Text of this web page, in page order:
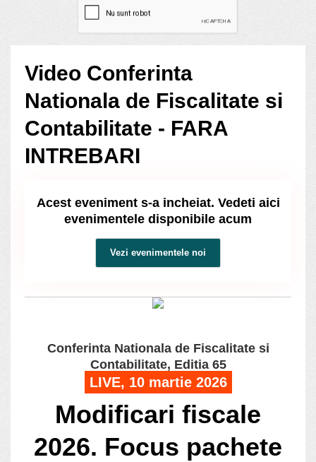
Video Conferinta
Nationala de Fiscalitate si
Contabilitate - FARA
INTREBARI
Acest eveniment s-a incheiat. Vedeti aici
evenimentele disponibile acum
Vezi evenimentele noi
Conferinta Nationala de Fiscalitate si
Contabilitate, Editia 65
LIVE, 10 martie 2026
Modificari fiscale
2026. Focus pachete